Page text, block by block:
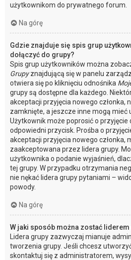
użytkownikom do prywatnego forum.
Na górę
Gdzie znajduje się spis grup
dołączyć do grupy?
Spis grup użytkowników można
Grupyznajdującą się w panelu
otwiera się po kliknięciu odnośnika
grupy są dostępne dla każdego.
akceptacji przyjęcia nowego członka,
zamknięte, a jeszcze inne mogą mieć
Użytkownik może poprosić o przyjęcie
odpowiedni przycisk. Prośba o
akceptacji przyjęcia nowego członka,
zaakceptowana przez lidera grupy.
użytkownika o podanie wyjaśnień,
tej grupy. W przypadku otrzymania
nie nękać lidera grupy pytaniami –
powody.
Na górę
W jaki sposób można zostać liderem
Lidera grupy zazwyczaj mianuje
tworzenia grupy. Jeśli chcesz
skontaktuj się z administratorem,